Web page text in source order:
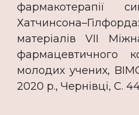
фармакотерапії
матеріалів VII
фармацевтичного
молодих учених,
2020 р., Чернівці, C.